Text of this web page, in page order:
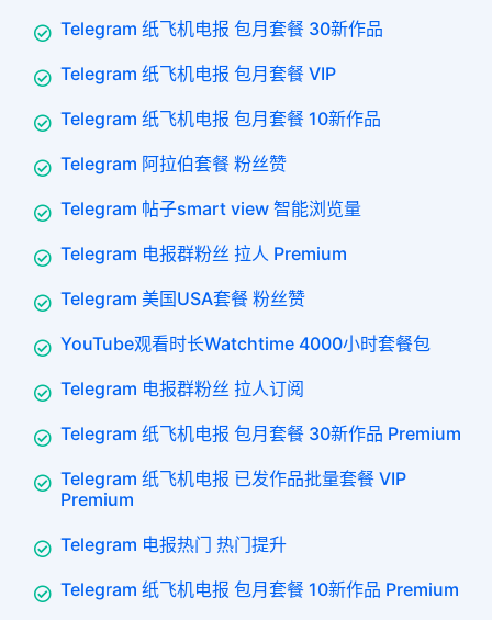
Telegram 纸飞机电报 包月套餐 30新作品
Telegram 纸飞机电报 包月套餐 VIP
Telegram 纸飞机电报 包月套餐 10新作品
Telegram 阿拉伯套餐 粉丝赞
Telegram 帖子smart view 智能浏览量
Telegram 电报群粉丝 拉人 Premium
Telegram 美国USA套餐 粉丝赞
YouTube观看时长Watchtime 4000小时套餐包
Telegram 电报群粉丝 拉人订阅
Telegram 纸飞机电报 包月套餐 30新作品 Premium
Telegram 纸飞机电报 已发作品批量套餐 VIP
Premium
Telegram 电报热门 热门提升
Telegram 纸飞机电报 包月套餐 10新作品 Premium